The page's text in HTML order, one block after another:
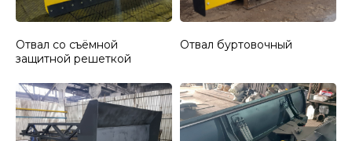
Отвал со съёмной
защитной решеткой
Отвал буртовочный